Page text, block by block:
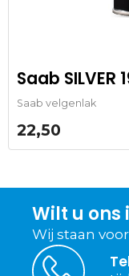
Saab SILVER
Saab velgenlak
22,50
Wilt u ons
Wij staan